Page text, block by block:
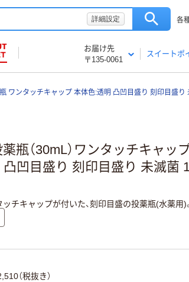
詳細設定 各
お届け先
〒135-0061
スイートポ
ワンタッチキャップ 本体色:透明 凸凹目盛り 刻印目盛り
瓶（30mL）ワンタッチキャップ
凸凹目盛り 刻印目盛り 未滅菌 1
チキャップが付いた、刻印目盛の投薬瓶(水薬用)。
（税抜き）